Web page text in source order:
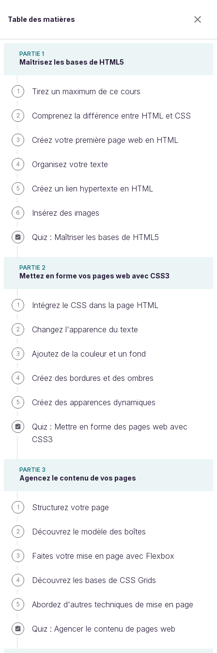
Table des matières
PARTIE 1
Maîtrisez les bases de HTML5
1 Tirez un maximum de ce cours
2 Comprenez la différence entre HTML et CSS
3 Créez votre première page web en HTML
4 Organisez votre texte
5 Créez un lien hypertexte en HTML
6 Insérez des images
Quiz : Maîtriser les bases de HTML5
PARTIE 2
Mettez en forme vos pages web avec CSS3
1 Intégrez le CSS dans la page HTML
2 Changez l'apparence du texte
3 Ajoutez de la couleur et un fond
4 Créez des bordures et des ombres
5 Créez des apparences dynamiques
Quiz : Mettre en forme des pages web avec
CSS3
PARTIE 3
Agencez le contenu de vos pages
1 Structurez votre page
2 Découvrez le modèle des boîtes
3 Faites votre mise en page avec Flexbox
4 Découvrez les bases de CSS Grids
5 Abordez d'autres techniques de mise en page
Quiz : Agencer le contenu de pages web
Allez plus loin
Bienvenue sur l’école 100% en ligne des métiers qui
ont de l’avenir.
Bénéficiez gratuitement de toutes les fonctionnalités
de ce cours (quiz, vidéos, accès illimité à tous les
chapitres) avec un compte.
Créer un compte ou se connecter
Alors que ce cours touche à sa fin, la tentation est
grande de penser que l'on a tout vu. Mais on ne finit
jamais d’apprendre. Ce chapitre a pour but de vous
donner quelques directions pour compléter votre
apprentissage. Alors ne soyez pas triste, car vous
n'avez pas fini de faire des découvertes !
Apprenez à créer un site web interactif
avec Javascript
C'est probablement l'un des premiers langages que
vous voudrez apprendre, maintenant que vous avez
des connaissances en HTML et CSS.
À quoi JavaScript peut-il bien servir ? On ne
peut pas tout faire avec HTML et CSS ?
On peut faire déjà beaucoup de choses en HTML et
CSS mais, lorsqu'on veut rendre sa page plus
interactive, un langage comme JavaScript devient
indispensable.
JavaScript est un langage de
programmationque l'on utilise fréquemment sur le
Web, en plus de HTML et CSS. Javascript permet
de rajouter de l'interactivité à un site web (réponses
quand on clique sur un bouton ou des données
entrées dans des formulaires, composition